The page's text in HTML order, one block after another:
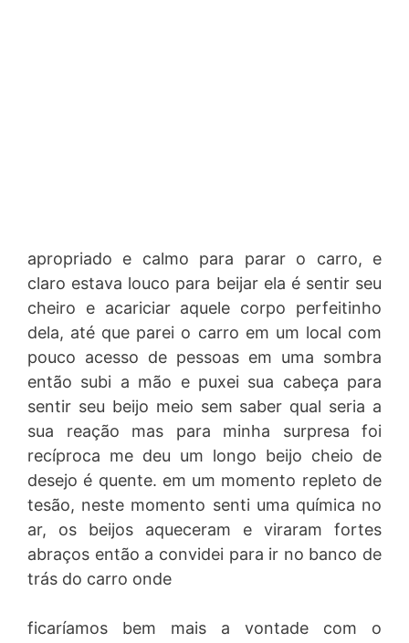
apropriado e calmo para parar o carro, e
claro estava louco para beijar ela é sentir seu
cheiro e acariciar aquele corpo perfeitinho
dela, até que parei o carro em um local com
pouco acesso de pessoas em uma sombra
então subi a mão e puxei sua cabeça para
sentir seu beijo meio sem saber qual seria a
sua reação mas para minha surpresa foi
recíproca me deu um longo beijo cheio de
desejo é quente. em um momento repleto de
tesão, neste momento senti uma química no
ar, os beijos aqueceram e viraram fortes
abraços então a convidei para ir no banco de
trás do carro onde
ficaríamos bem mais a vontade com o